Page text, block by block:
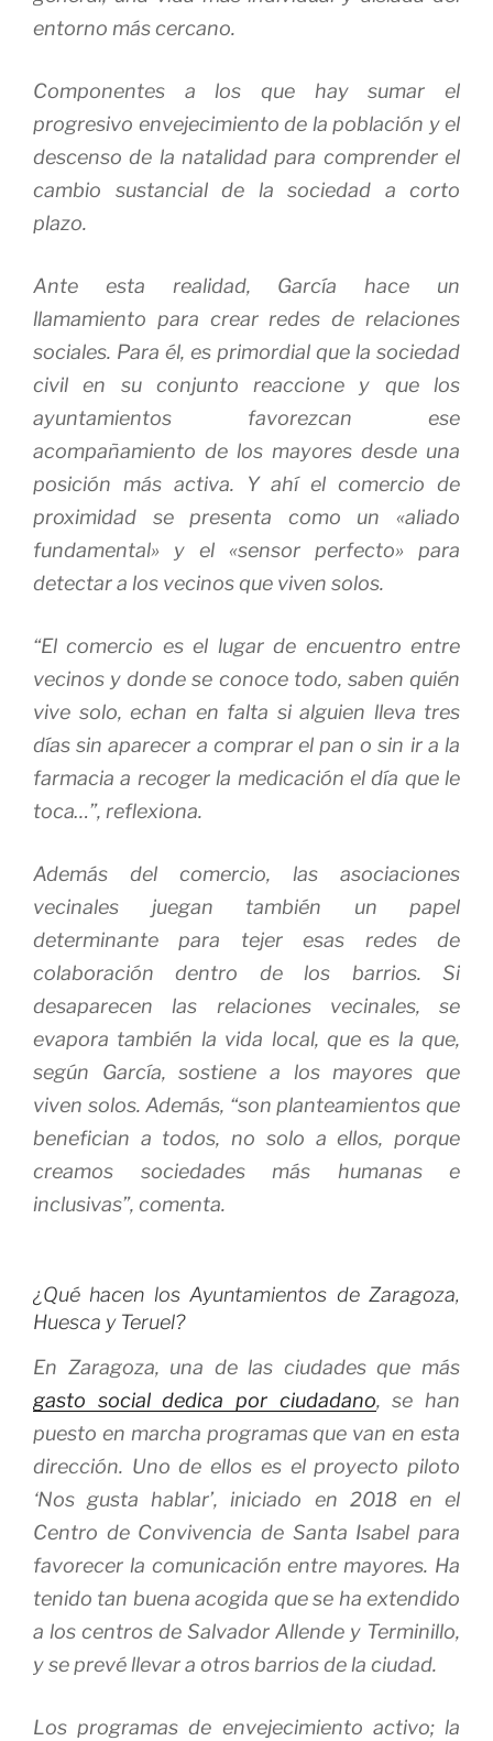
entorno más cercano.
Componentes a los que hay sumar el
progresivo envejecimiento de la población y el
descenso de la natalidad para comprender el
cambio sustancial de la sociedad a corto
plazo.
Ante esta realidad, García hace un
llamamiento para crear redes de relaciones
sociales. Para él, es primordial que la sociedad
civil en su conjunto reaccione y que los
ayuntamientos favorezcan ese
acompañamiento de los mayores desde una
posición más activa. Y ahí el comercio de
proximidad se presenta como un «aliado
fundamental» y el «sensor perfecto» para
detectar a los vecinos que viven solos.
“El comercio es el lugar de encuentro entre
vecinos y donde se conoce todo, saben quién
vive solo, echan en falta si alguien lleva tres
días sin aparecer a comprar el pan o sin ir a la
farmacia a recoger la medicación el día que le
toca…”, reflexiona.
Además del comercio, las asociaciones
vecinales juegan también un papel
determinante para tejer esas redes de
colaboración dentro de los barrios. Si
desaparecen las relaciones vecinales, se
evapora también la vida local, que es la que,
según García, sostiene a los mayores que
viven solos. Además, “son planteamientos que
benefician a todos, no solo a ellos, porque
creamos sociedades más humanas e
inclusivas”, comenta.
¿Qué hacen los Ayuntamientos de Zaragoza,
Huesca y Teruel?
En Zaragoza, una de las ciudades que más
gasto social dedica por ciudadano, se han
puesto en marcha programas que van en esta
dirección. Uno de ellos es el proyecto piloto
‘Nos gusta hablar’, iniciado en 2018 en el
Centro de Convivencia de Santa Isabel para
favorecer la comunicación entre mayores. Ha
tenido tan buena acogida que se ha extendido
a los centros de Salvador Allende y Terminillo,
y se prevé llevar a otros barrios de la ciudad.
Los programas de envejecimiento activo; la